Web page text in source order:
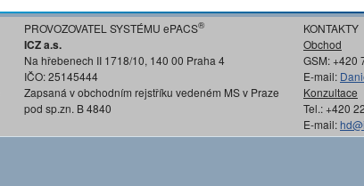
PROVOZOVATEL SYSTÉMU ePACS®
ICZ a.s.
Na hřebenech II 1718/10, 140 00 Praha 4
IČO: 25145444
Zapsaná v obchodním rejstříku vedeném MS v Praze
pod sp.zn. B 4840
KONTAKTY
Obchod
GSM: +420
E-mail:
Konzultace
Tel.: +420
E-mail: